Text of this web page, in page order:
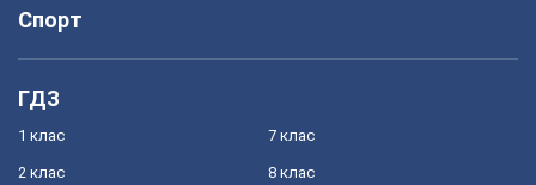
Спорт
ГДЗ
1 клас
2 клас
7 клас
8 клас